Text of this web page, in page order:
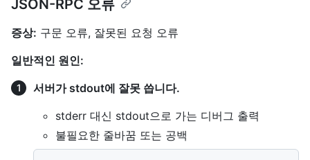
JSON-RPC 오류
증상: 구문 오류, 잘못된 요청 오류
일반적인 원인:
서버가 stdout에 잘못 씁니다.
stderr 대신 stdout으로 가는 디버그 출력
불필요한 줄바꿈 또는 공백